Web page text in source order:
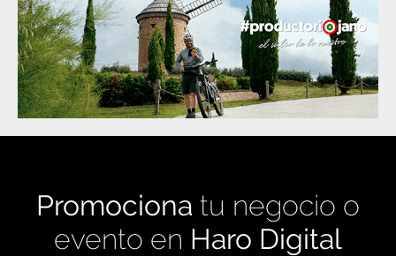
Promociona tu negocio o
evento en Haro Digital